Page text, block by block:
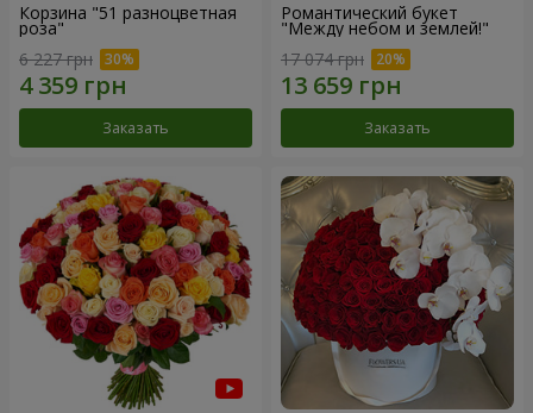
Корзина "51 разноцветная
роза"
6 227 грн
Заказать
Романтический букет
"Между небом и землей!"
17 074 грн
Заказать